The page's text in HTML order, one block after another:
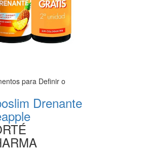
para Definir o
Drenante